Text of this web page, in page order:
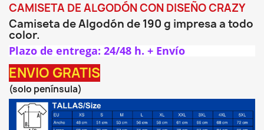
CAMISETA DE ALGODÓN CON DISEÑO CRAZY
Camiseta de Algodón de 190 g impresa a todo
color.
Plazo de entrega: 24/48 h. + Envío
ENVIO GRATIS
(solo península)